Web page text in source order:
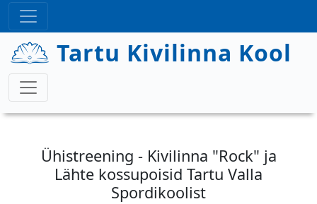
Liigu edasi põhisisu juurde
Tartu Kivilinna Kool
Ühistreening - Kivilinna "Rock" ja
Lähte kossupoisid Tartu Valla
Spordikoolist